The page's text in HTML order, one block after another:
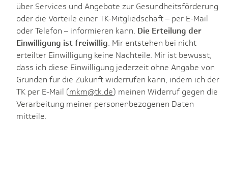
über Services und Angebote zur Gesundheitsförderung
oder die Vorteile einer TK-Mitgliedschaft – per E-Mail
oder Telefon – informieren kann. Die Erteilung der
Einwilligung ist freiwillig. Mir entstehen bei nicht
erteilter Einwilligung keine Nachteile. Mir ist bewusst,
dass ich diese Einwilligung jederzeit ohne Angabe von
Gründen für die Zukunft widerrufen kann, indem ich der
TK per E-Mail (mkm@tk.de) meinen Widerruf gegen die
Verarbeitung meiner personenbezogenen Daten
mitteile.